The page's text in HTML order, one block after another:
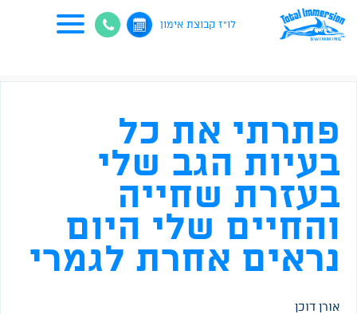
לו"ז קבוצת אימון
פתרתי את כל
בעיות הגב שלי
בעזרת שחייה
והחיים שלי היום
נראים אחרת לגמרי
אורן דוכן